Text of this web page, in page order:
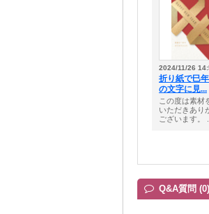
2024/11/26
折り紙で巳
の文字に見...
この度は素材
いただきあり
ございます。 ...
Q&A質問 (0)